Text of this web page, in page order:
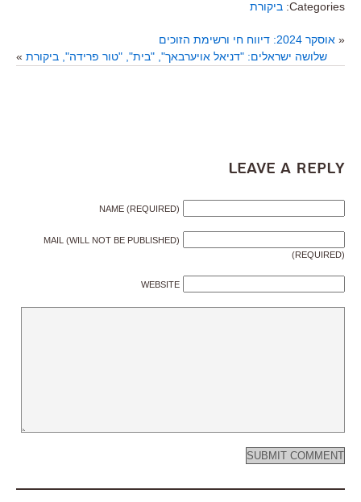
Categories: ביקורת
« אוסקר 2024: דיווח חי ורשימת הזוכים
שלושה ישראלים: "דניאל אויערבאך", "בית", "טור פרידה", ביקורת »
Leave a Reply
NAME (REQUIRED)
MAIL (WILL NOT BE PUBLISHED)
(REQUIRED)
WEBSITE